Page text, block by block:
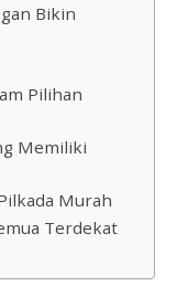
Bikin
Pilihan
Memiliki
Murah
Terdekat